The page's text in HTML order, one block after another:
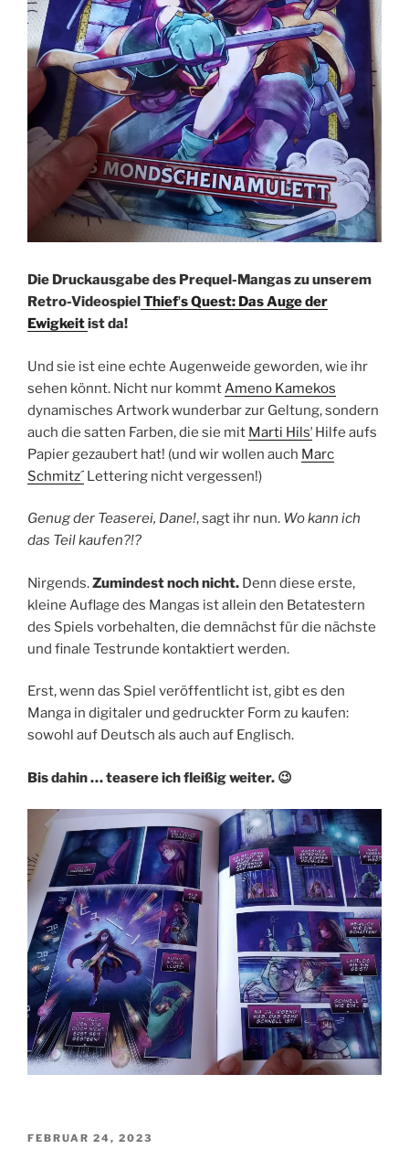
Die Druckausgabe des Prequel-Mangas zu unserem
Retro-Videospiel Thiefʼs Quest: Das Auge der
Ewigkeitist da!
Und sie ist eine echte Augenweide geworden, wie ihr
sehen könnt. Nicht nur kommtAmeno Kamekos
dynamisches Artwork wunderbar zur Geltung, sondern
auch die satten Farben, die sie mit Marti Hilsʼ Hilfe aufs
Papier gezaubert hat! (und wir wollen auch Marc
Schmitz´ Lettering nicht vergessen!)
Genug der Teaserei, Dane!, sagt ihr nun. Wo kann ich
das Teil kaufen?!?
Nirgends.Zumindest noch nicht. Denn diese erste,
kleine Auflage des Mangas ist allein den Betatestern
des Spiels vorbehalten, die demnächst für die nächste
und finale Testrunde kontaktiert werden.
Erst, wenn das Spiel veröffentlicht ist, gibt es den
Manga in digitaler und gedruckter Form zu kaufen:
sowohl auf Deutsch als auch auf Englisch.
Bis dahin … teasere ich fleißig weiter. 😉
VERÖFFENTLICHT
FEBRUAR 24, 2023